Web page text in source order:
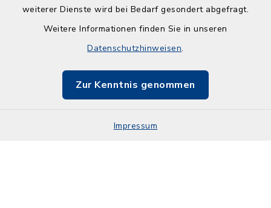
weiterer Dienste wird bei Bedarf gesondert abgefragt.
Weitere Informationen finden Sie in unseren
Datenschutzhinweisen.
Zur Kenntnis genommen
Impressum
Barrierefreiheit
Impressum
Sitemap